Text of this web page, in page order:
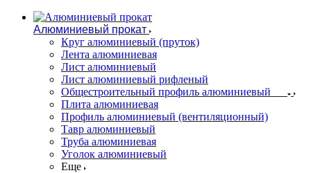
Алюминиевый прокат
Круг алюминиевый (пруток)
Лента алюминиевая
Лист алюминиевый
Лист алюминиевый рифленый
Общестроительный профиль алюминиевый
Плита алюминиевая
Профиль алюминиевый (вентиляционный)
Тавр алюминиевый
Труба алюминиевая
Уголок алюминиевый
Еще